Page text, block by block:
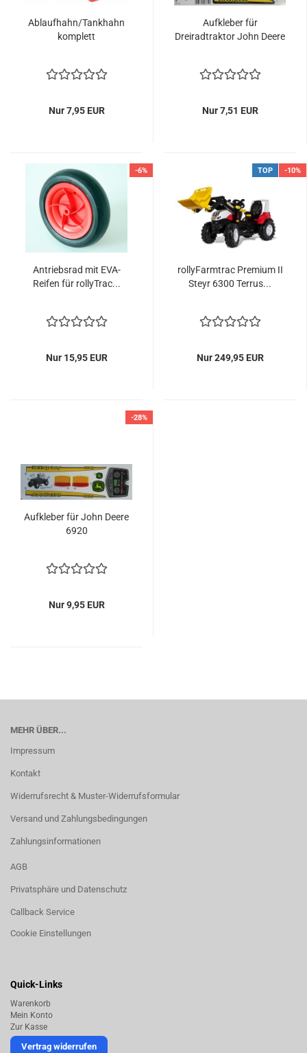
Ablaufhahn/Tankhahn
komplett
Nur 7,95 EUR
Aufkleber für
Dreiradtraktor John Deere
Nur 7,51 EUR
-6%
Antriebsrad mit EVA-
Reifen für rollyTrac...
Nur 15,95 EUR
TOP -10%
rollyFarmtrac Premium II
Steyr 6300 Terrus...
Nur 249,95 EUR
-28%
Aufkleber für John Deere
6920
Nur 9,95 EUR
MEHR ÜBER...
Impressum
Kontakt
Widerrufsrecht & Muster-Widerrufsformular
Versand und Zahlungsbedingungen
Zahlungsinformationen
AGB
Privatsphäre und Datenschutz
Callback Service
Cookie Einstellungen
Quick-Links
Warenkorb
Mein Konto
Zur Kasse
Vertrag widerrufen